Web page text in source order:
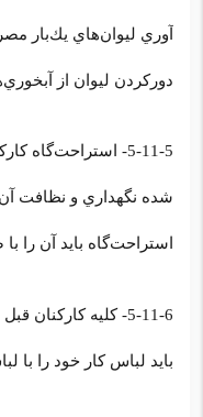
آوري ليوان‌هاي يك‌بار
دوركردن ليوان از
5-11-5- استراحت‌گاه
‌شده نگهداري و نظافت آن
استراحت‌گاه بايد آن را
5-11-6- كليه
بايد لباس كار خود را